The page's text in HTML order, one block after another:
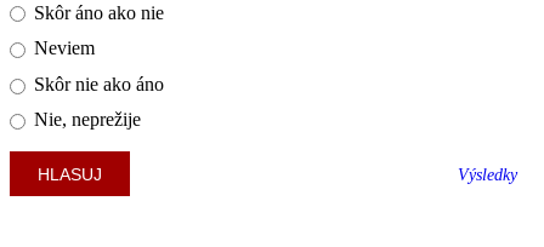
Skôr áno ako nie
Neviem
Skôr nie ako áno
Nie, neprežije
Výsledky